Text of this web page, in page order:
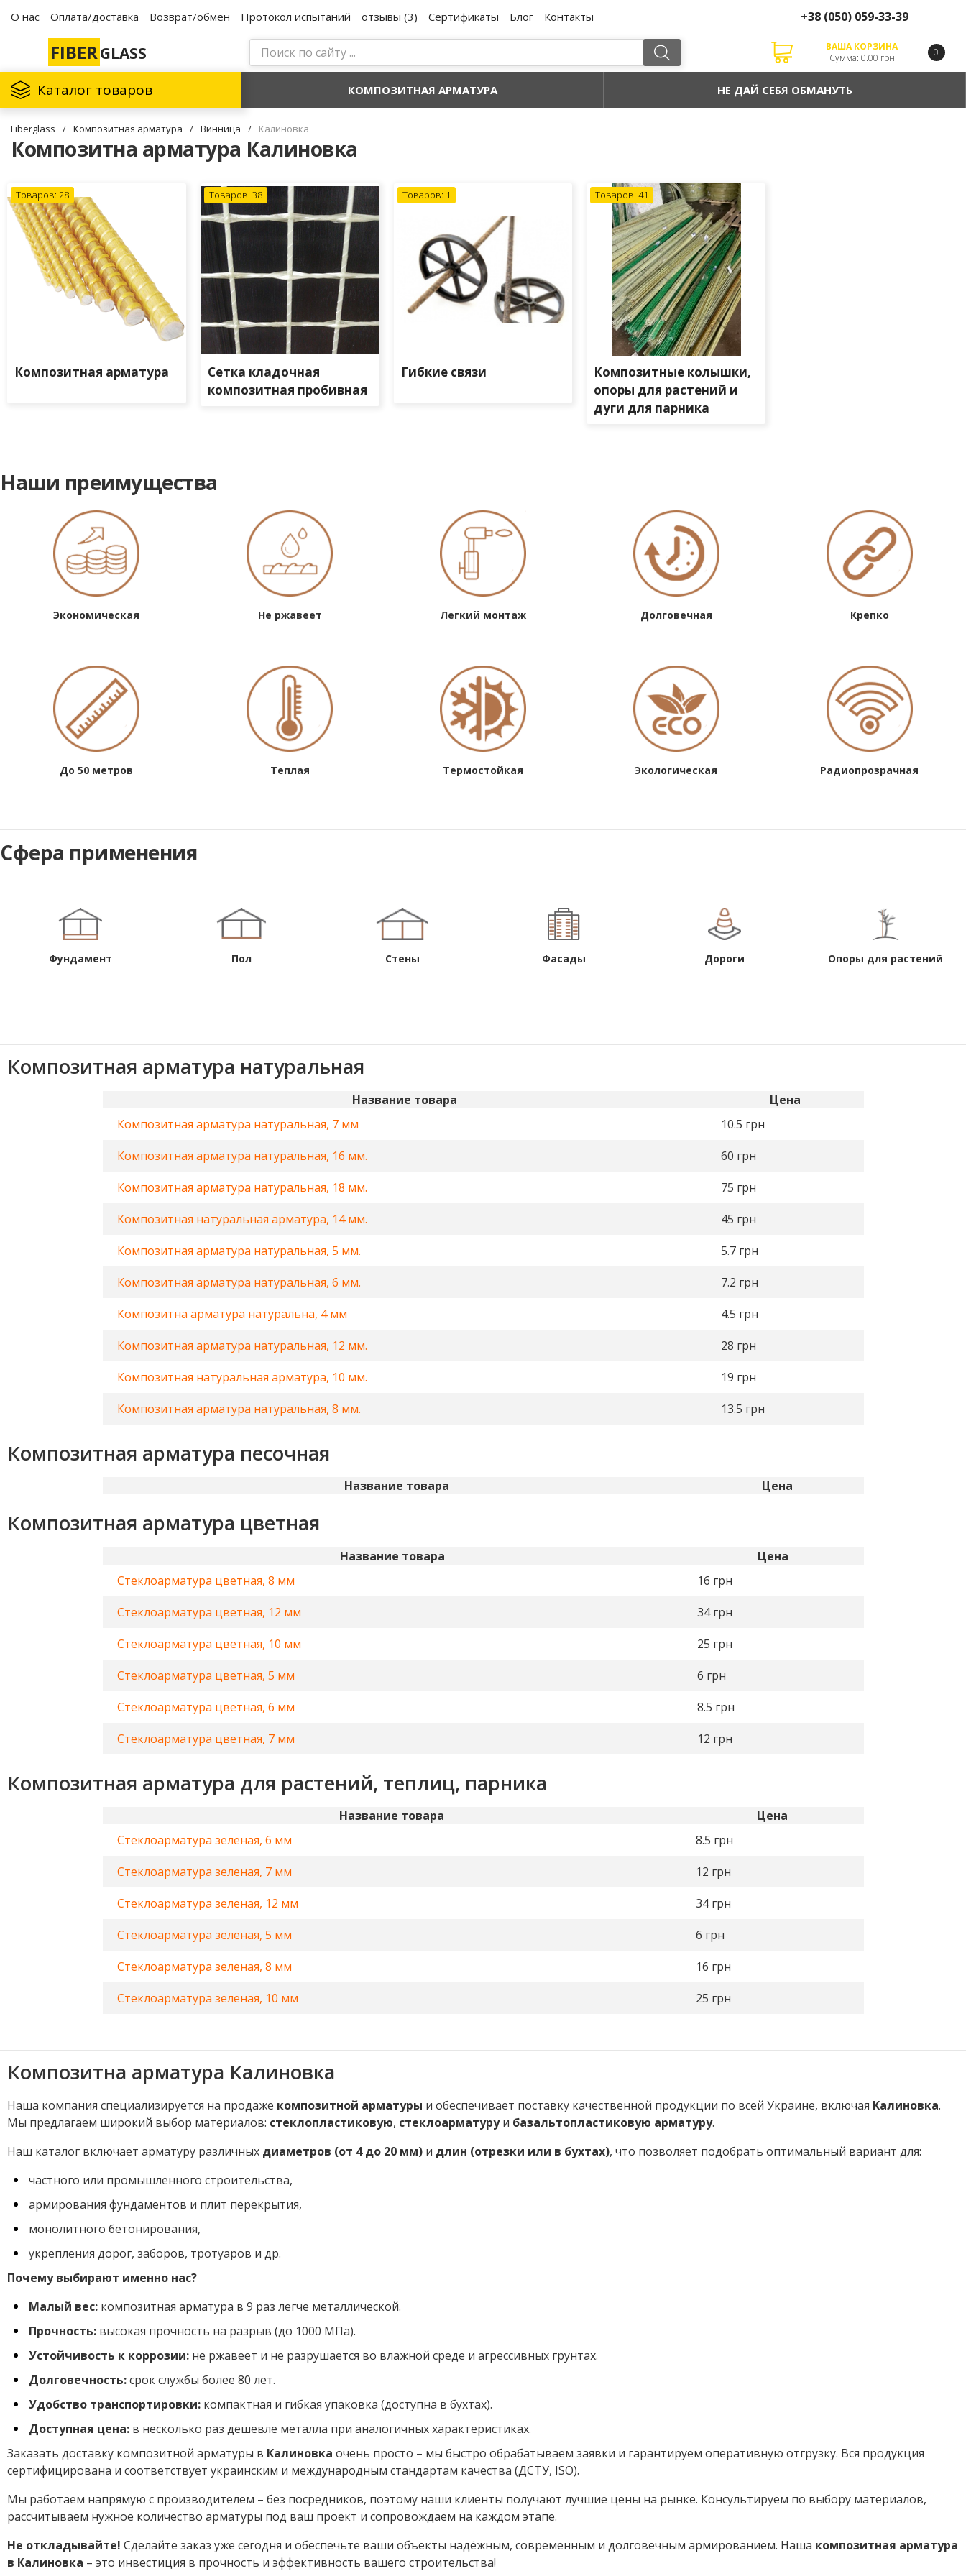
О нас Оплата/доставка Возврат/обмен Протокол испытаний отзывы (3) Сертификаты Блог Контакты +38 (050) 059-33-39
FIBERGLASS
ВАША КОРЗИНА
Сумма: 0.00 грн
0
Каталог товаров КОМПОЗИТНАЯ АРМАТУРА НЕ ДАЙ СЕБЯ ОБМАНУТЬ
Fiberglass / Композитная арматура / Винница / Калиновка
Композитна арматура Калиновка
Товаров: 28
Композитная арматура
Товаров: 38
Сетка кладочная
композитная пробивная
Товаров: 1
Гибкие связи
Товаров: 41
Композитные колышки,
опоры для растений и
дуги для парника
Наши преимущества
Экономическая Не ржавеет Легкий монтаж Долговечная Крепко
До 50 метров Теплая Термостойкая Экологическая Радиопрозрачная
Сфера применения
Фундамент Пол Стены Фасады Дороги Опоры для растений
Композитная арматура натуральная
Название товара
Цена
Композитная арматура натуральная, 7 мм
10.5 грн
Композитная арматура натуральная, 16 мм.
60 грн
Композитная арматура натуральная, 18 мм.
75 грн
Композитная натуральная арматура, 14 мм.
45 грн
Композитная арматура натуральная, 5 мм.
5.7грн
Композитная арматура натуральная, 6 мм.
7.2 грн
Композитна арматура натуральна, 4 мм
4.5 грн
Композитная арматура натуральная, 12 мм.
28 грн
Композитная натуральная арматура, 10 мм.
19 грн
Композитная арматура натуральная, 8 мм.
13.5 грн
Композитная арматура песочная
Название товара Цена
Композитная арматура цветная
Название товара
Цена
Стеклоарматура цветная, 8 мм
16 грн
Стеклоарматура цветная, 12 мм
34грн
Стеклоарматура цветная, 10 мм
25 грн
Стеклоарматура цветная, 5 мм
6 грн
Стеклоарматура цветная, 6 мм
8.5 грн
Стеклоарматура цветная, 7 мм
12 грн
Композитная арматура для растений, теплиц, парника
Название товара
Цена
Стеклоарматура зеленая, 6 мм
8.5 грн
Стеклоарматура зеленая, 7 мм
12 грн
Стеклоарматура зеленая, 12 мм
34грн
Стеклоарматура зеленая, 5 мм
6 грн
Стеклоарматура зеленая, 8 мм
16 грн
Стеклоарматура зеленая, 10 мм
25 грн
Композитна арматура Калиновка
Наша компания специализируется на продаже композитной арматуры и обеспечивает поставку качественной продукции по всей Украине, включая Калиновка.
Мы предлагаем широкий выбор материалов: стеклопластиковую, стеклоарматуруи базальтопластиковую арматуру.
Наш каталог включает арматуру различных диаметров (от 4 до 20 мм) и длин (отрезки или в бухтах), что позволяет подобрать оптимальный вариант для:
частного или промышленного строительства,
армирования фундаментов и плит перекрытия,
монолитного бетонирования,
укрепления дорог, заборов, тротуаров и др.
Почему выбирают именно нас?
Малый вес: композитная арматура в 9 раз легче металлической.
Прочность: высокая прочность на разрыв (до 1000 МПа).
Устойчивость к коррозии: не ржавеет и не разрушается во влажной среде и агрессивных грунтах.
Долговечность:срок службы более 80 лет.
Удобство транспортировки: компактная и гибкая упаковка (доступна в бухтах).
Доступная цена: в несколько раз дешевле металла при аналогичных характеристиках.
Заказать доставку композитной арматуры в Калиновка очень просто – мы быстро обрабатываем заявки и гарантируем оперативную отгрузку. Вся продукция
сертифицирована и соответствует украинским и международным стандартам качества (ДСТУ, ISO).
Мы работаем напрямую с производителем – без посредников, поэтому наши клиенты получают лучшие цены на рынке. Консультируем по выбору материалов,
рассчитываем нужное количество арматуры под ваш проект и сопровождаем на каждом этапе.
Не откладывайте! Сделайте заказ уже сегодня и обеспечьте ваши объекты надёжным, современным и долговечным армированием. Наша композитная арматура
в Калиновка – это инвестиция в прочность и эффективность вашего строительства!